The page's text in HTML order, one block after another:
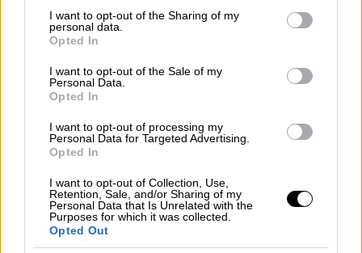
not limited to your visit or usage behaviour. You may click to
grant or deny consent to Google and its third-party tags to
use your data for below specified purposes in below Google
consent section.
I want to opt-out of the Sharing of my
personal data.
Opted In
I want to opt-out of the Sale of my
Personal Data.
Opted In
I want to opt-out of processing my
Personal Data for Targeted Advertising.
Opted In
I want to opt-out of Collection, Use,
Retention, Sale, and/or Sharing of my
Personal Data that Is Unrelated with the
Purposes for which it was collected.
Opted Out